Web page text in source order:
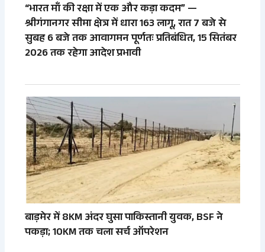
“भारत माँ की रक्षा में एक और कड़ा कदम” —
श्रीगंगानगर सीमा क्षेत्र में धारा 163 लागू, रात 7 बजे से
सुबह 6 बजे तक आवागमन पूर्णतः प्रतिबंधित, 15 सितंबर
2026 तक रहेगा आदेश प्रभावी
बाड़मेर में 8KM अंदर घुसा पाकिस्तानी युवक, BSF ने
पकड़ा; 10KM तक चला सर्च ऑपरेशन